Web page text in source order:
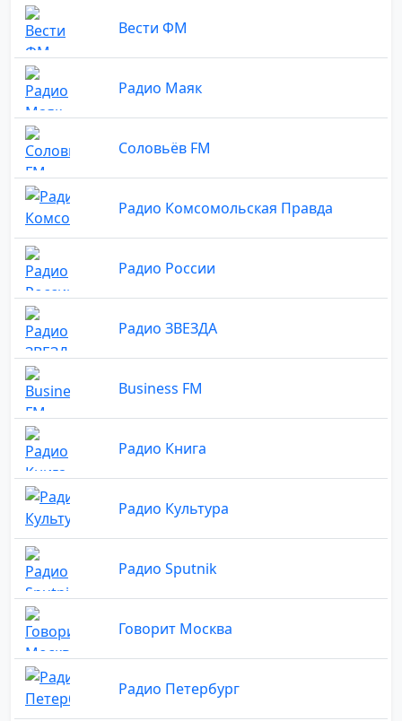
Вести ФМ
Радио Маяк
Соловьёв FM
Радио Комсомольская Правда
Радио России
Радио ЗВЕЗДА
Business FM
Радио Книга
Радио Культура
Радио Sputnik
Говорит Москва
Радио Петербург